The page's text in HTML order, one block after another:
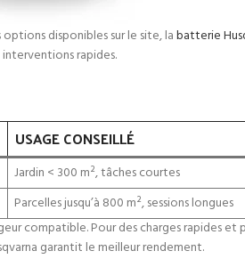
disponibles sur le site, labatterie
rapides.
USAGE CONSEILLÉ
Jardin < 300 m², tâches courtes
Parcelles jusqu’à 800 m², sessions longues
compatible. Pour des charges rapides et
garantit le meilleur rendement.